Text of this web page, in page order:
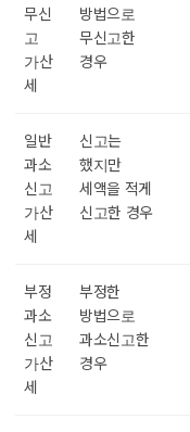
무신
고
가산
세
방법으로
무신고한
경우
일반
과소
신고
가산
세
신고는
했지만
세액을 적게
신고한 경우
부정
과소
신고
가산
세
부정한
방법으로
과소신고한
경우